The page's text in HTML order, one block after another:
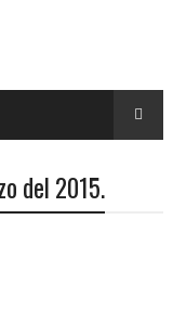
del 2015.